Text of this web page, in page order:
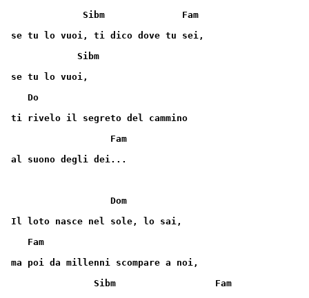
             Sibm              Fam
se tu lo vuoi, ti dico dove tu sei,
            Sibm
se tu lo vuoi,
   Do
ti rivelo il segreto del cammino
                  Fam
al suono degli dei...
                  Dom
Il loto nasce nel sole, lo sai,
   Fam
ma poi da millenni scompare a noi,
               Sibm                  Fam